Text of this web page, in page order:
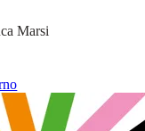
Marsi